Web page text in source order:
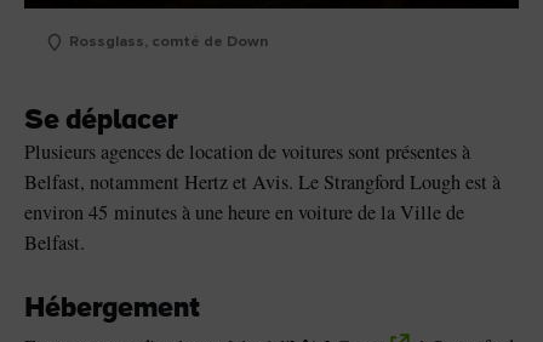
Rossglass, comté de Down
Se déplacer
Plusieurs agences de location de voitures sont présentes à
Belfast, notamment Hertz et Avis. Le Strangford Lough est à
environ 45 minutes à une heure en voiture de la Ville de
Belfast.
Hébergement